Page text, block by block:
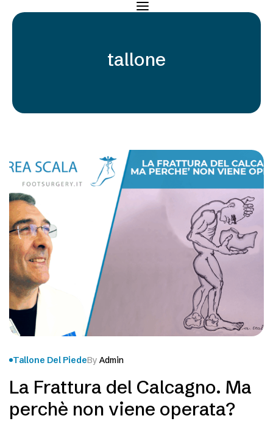
tallone
Tallone Del PiedeBy Admin
La Frattura del Calcagno. Ma
perchè non viene operata?